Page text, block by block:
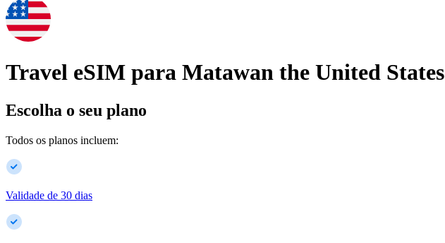
Travel eSIM para Matawan the United States
Escolha o seu plano
Todos os planos incluem:
Validade de 30 dias